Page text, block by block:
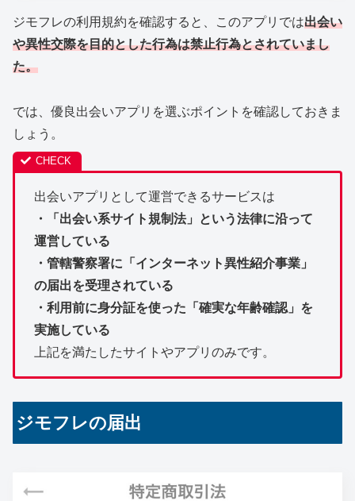
ジモフレの利用規約を確認すると、このアプリでは出会い
や異性交際を目的とした行為は禁止行為とされていまし
た。
では、優良出会いアプリを選ぶポイントを確認しておきま
しょう。
出会いアプリとして運営できるサービスは
・「出会い系サイト規制法」という法律に沿って
運営している
・管轄警察署に「インターネット異性紹介事業」
の届出を受理されている
・利用前に身分証を使った「確実な年齢確認」を
実施している
上記を満たしたサイトやアプリのみです。
ジモフレの届出